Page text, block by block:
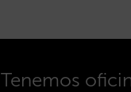
Tenemos